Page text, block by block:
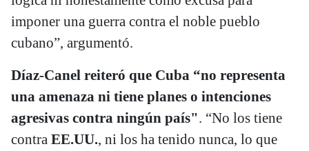
imponer una guerra contra el noble pueblo
cubano”, argumentó.
Díaz-Canel reiteró que Cuba “no representa
una amenaza ni tiene planes o intenciones
agresivas contra ningún país". “No los tiene
contra EE.UU., ni los ha tenido nunca, lo que